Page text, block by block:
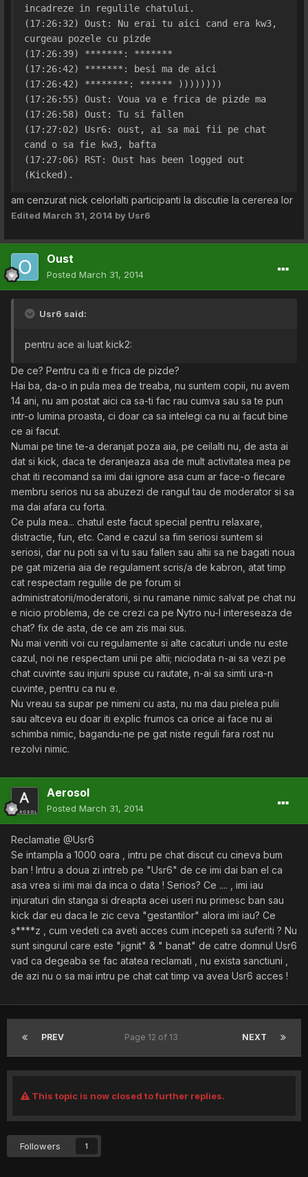
incadreze in regulile chatului.
(17:26:32) Oust: Nu erai tu aici cand era kw3,
curgeau pozele cu pizde
(17:26:39) *******: *******
(17:26:42) *******: besi ma de aici
(17:26:42) ********: ****** ))))))))
(17:26:55) Oust: Voua va e frica de pizde ma
(17:26:58) Oust: Tu si fallen
(17:27:02) Usr6: oust, ai sa mai fii pe chat
cand o sa fie kw3, bafta
(17:27:06) RST: Oust has been logged out
(Kicked).
am cenzurat nick celorlalti participanti la discutie la cererea lor
Edited March 31, 2014 by Usr6
Oust
Posted March 31, 2014
Usr6 said:
pentru ace ai luat kick2:
De ce? Pentru ca iti e frica de pizde?
Hai ba, da-o in pula mea de treaba, nu suntem copii, nu avem
14 ani, nu am postat aici ca sa-ti fac rau cumva sau sa te pun
intr-o lumina proasta, ci doar ca sa intelegi ca nu ai facut bine
ce ai facut.
Numai pe tine te-a deranjat poza aia, pe ceilalti nu, de asta ai
dat si kick, daca te deranjeaza asa de mult activitatea mea pe
chat iti recomand sa imi dai ignore asa cum ar face-o fiecare
membru serios nu sa abuzezi de rangul tau de moderator si sa
ma dai afara cu forta.
Ce pula mea... chatul este facut special pentru relaxare,
distractie, fun, etc. Cand e cazul sa fim seriosi suntem si
seriosi, dar nu poti sa vi tu sau fallen sau altii sa ne bagati noua
pe gat mizeria aia de regulament scris/a de kabron, atat timp
cat respectam regulile de pe forum si
administratorii/moderatorii, si nu ramane nimic salvat pe chat nu
e nicio problema, de ce crezi ca pe Nytro nu-l intereseaza de
chat? fix de asta, de ce am zis mai sus.
Nu mai veniti voi cu regulamente si alte cacaturi unde nu este
cazul, noi ne respectam unii pe altii; niciodata n-ai sa vezi pe
chat cuvinte sau injurii spuse cu rautate, n-ai sa simti ura-n
cuvinte, pentru ca nu e.
Nu vreau sa supar pe nimeni cu asta, nu ma dau pielea pulii
sau altceva eu doar iti explic frumos ca orice ai face nu ai
schimba nimic, bagandu-ne pe gat niste reguli fara rost nu
rezolvi nimic.
Aerosol
Posted March 31, 2014
Reclamatie @Usr6
Se intampla a 1000 oara , intru pe chat discut cu cineva bum
ban ! Intru a doua zi intreb pe "Usr6" de ce imi dai ban el ca
asa vrea si imi mai da inca o data ! Serios? Ce .... , imi iau
injuraturi din stanga si dreapta acei useri nu primesc ban sau
kick dar eu daca le zic ceva "gestantilor" alora imi iau? Ce
s****z , cum vedeti ca aveti acces cum incepeti sa suferiti ? Nu
sunt singurul care este "jignit" & " banat" de catre domnul Usr6
vad ca degeaba se fac atatea reclamati , nu exista sanctiuni ,
de azi nu o sa mai intru pe chat cat timp va avea Usr6 acces !
PREV NEXT
Page 12 of 13
This topic is now closed to further replies.
Followers 1